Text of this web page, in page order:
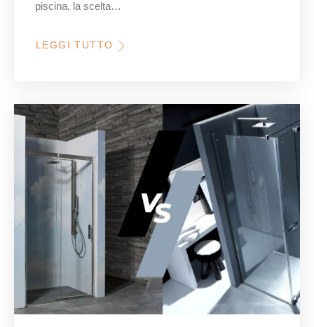
piscina, la scelta…
LEGGI TUTTO